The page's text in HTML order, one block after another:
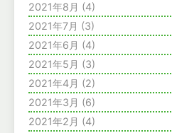
2021年8月 (4)
2021年7月 (3)
2021年6月 (4)
2021年5月 (3)
2021年4月 (2)
2021年3月 (6)
2021年2月 (4)